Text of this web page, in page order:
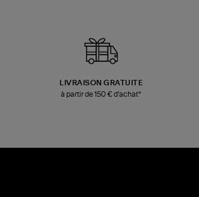
LIVRAISON GRATUITE
à partir de 150 € d'achat*